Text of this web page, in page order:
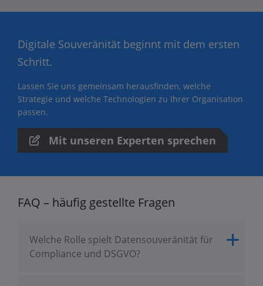
Digitale Souveränität beginnt mit dem ersten
Schritt.
Lassen Sie uns gemeinsam herausfinden, welche
Strategie und welche Technologien zu Ihrer Organisation
passen.
Mit unseren Experten sprechen
FAQ – häufig gestellte Fragen
Welche Rolle spielt Datensouveränität für
Compliance und DSGVO?